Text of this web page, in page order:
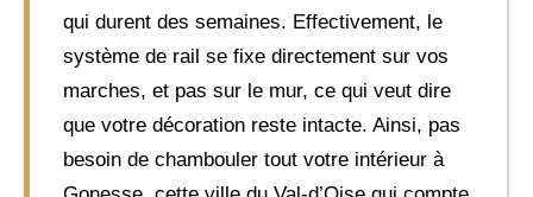
qui durent des semaines. Effectivement, le
système de rail se fixe directement sur vos
marches, et pas sur le mur, ce qui veut dire
que votre décoration reste intacte. Ainsi, pas
besoin de chambouler tout votre intérieur à